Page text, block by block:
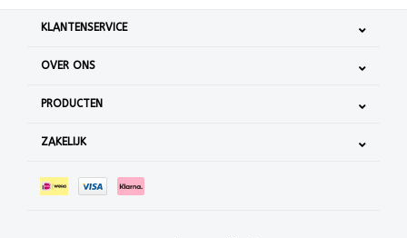
KLANTENSERVICE
OVER ONS
PRODUCTEN
ZAKELIJK